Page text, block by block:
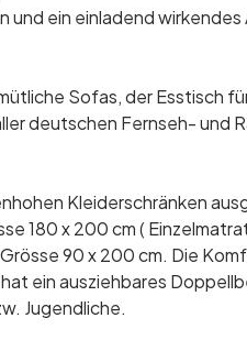
und ein einladend
Sofas, der Esstisch
deutschen Fernseh- und
Kleiderschränken
180 x 200 cm (
90 x 200 cm. Die
ein ausziehbares
Jugendliche.